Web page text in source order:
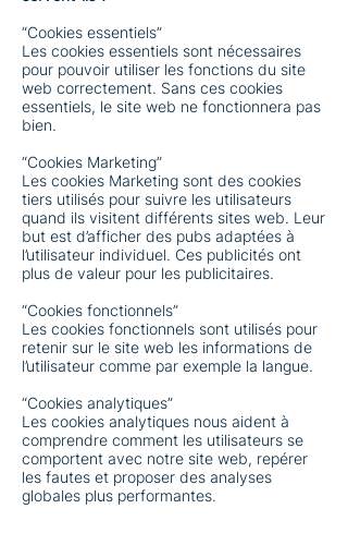
“Cookies essentiels”
Les cookies essentiels sont nécessaires
pour pouvoir utiliser les fonctions du site
web correctement. Sans ces cookies
essentiels, le site web ne fonctionnera pas
bien.
“Cookies Marketing”
Les cookies Marketing sont des cookies
tiers utilisés pour suivre les utilisateurs
quand ils visitent différents sites web. Leur
but est d’afficher des pubs adaptées à
l’utilisateur individuel. Ces publicités ont
plus de valeur pour les publicitaires.
“Cookies fonctionnels”
Les cookies fonctionnels sont utilisés pour
retenir sur le site web les informations de
l’utilisateur comme par exemple la langue.
“Cookies analytiques”
Les cookies analytiques nous aident à
comprendre comment les utilisateurs se
comportent avec notre site web, repérer
les fautes et proposer des analyses
globales plus performantes.